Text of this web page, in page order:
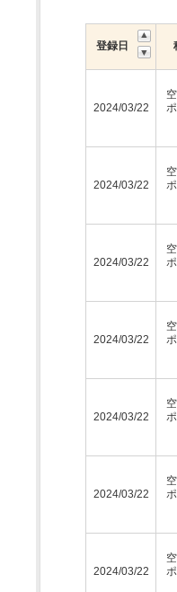
登録日
2024/03/22
2024/03/22
2024/03/22
2024/03/22
2024/03/22
2024/03/22
2024/03/22